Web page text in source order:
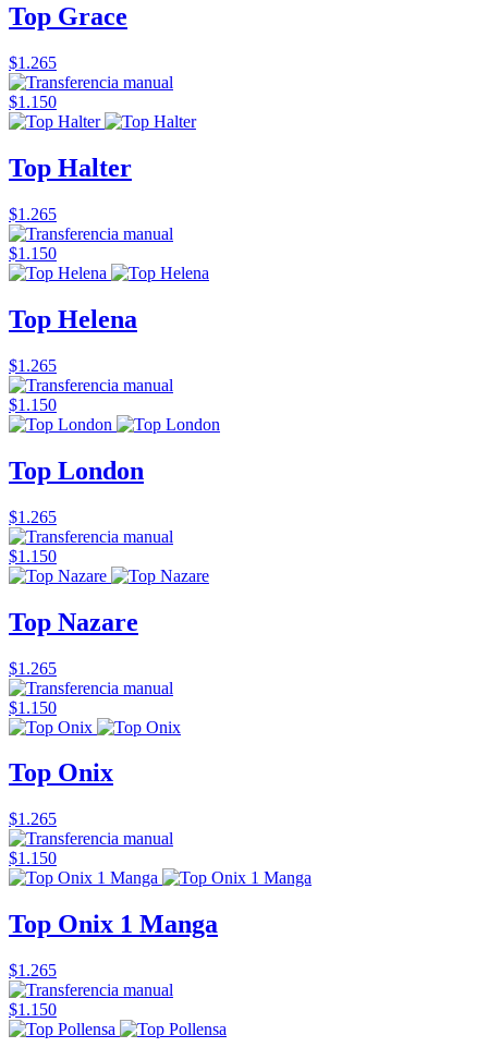
Top Grace
$1.265
$1.150
Top Halter
$1.265
$1.150
Top Helena
$1.265
$1.150
Top London
$1.265
$1.150
Top Nazare
$1.265
$1.150
Top Onix
$1.265
$1.150
Top Onix 1 Manga
$1.265
$1.150